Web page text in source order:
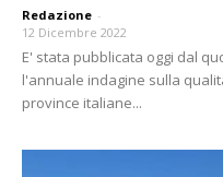
Redazione -
12 Dicembre 2022
E' stata pubblicata oggi dal
l'annuale indagine sulla
province italiane...